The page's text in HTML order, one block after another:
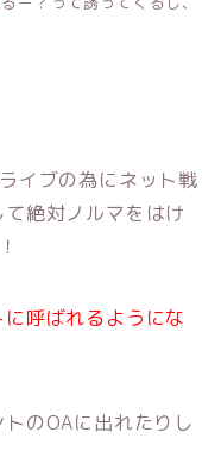
イブの為にネット戦
絶対ノルマをはけ
呼ばれるようにな
のOAに出れたりし